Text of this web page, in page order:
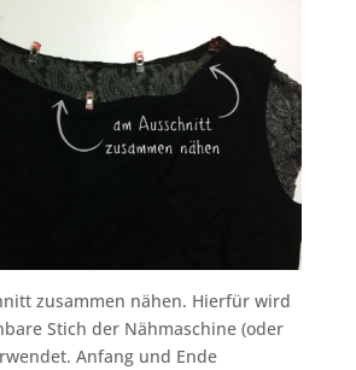
zusammen nähen. Hierfür wird
Stich der Nähmaschine (oder
Anfang und Ende